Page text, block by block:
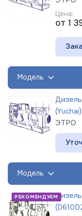
Цена:
от 1
Модель
(Yuchai)
ЭТРО
Модель
РЕКОМЕНДУЕМ